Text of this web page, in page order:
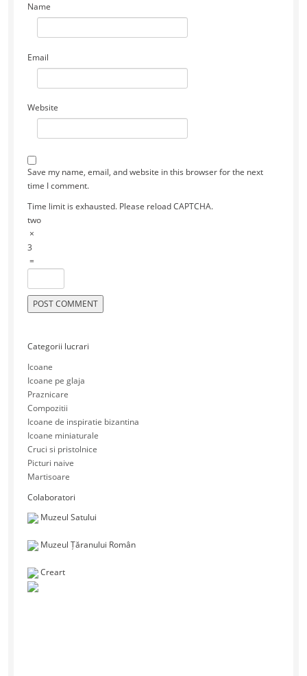
Name
Email
Website
Save my name, email, and website in this browser for the next
time I comment.
Time limit is exhausted. Please reload CAPTCHA.
two
×
3
=
Categorii lucrari
Icoane
Icoane pe glaja
Praznicare
Compozitii
Icoane de inspiratie bizantina
Icoane miniaturale
Cruci si pristolnice
Picturi naive
Martisoare
Colaboratori
Muzeul Satului
Muzeul Țăranului Român
Creart